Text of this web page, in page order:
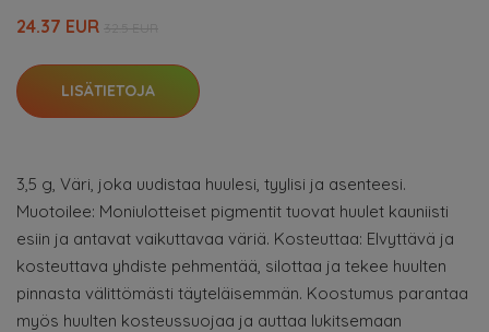
24.37 EUR
LISÄTIETOJA
3,5 g, Väri, joka uudistaa huulesi, tyylisi ja asenteesi.
Muotoilee: Moniulotteiset pigmentit tuovat huulet kauniisti
esiin ja antavat vaikuttavaa väriä. Kosteuttaa: Elvyttävä ja
kosteuttava yhdiste pehmentää, silottaa ja tekee huulten
pinnasta välittömästi täyteläisemmän. Koostumus parantaa
myös huulten kosteussuojaa ja auttaa lukitsemaan